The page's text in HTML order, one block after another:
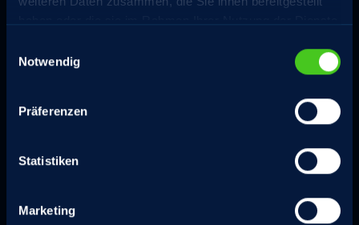
Notwendig
Präferenzen
Statistiken
Marketing